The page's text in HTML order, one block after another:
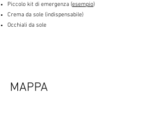
Piccolo kit di emergenza (esempio)
Crema da sole (indispensabile)
Occhiali da sole
MAPPA